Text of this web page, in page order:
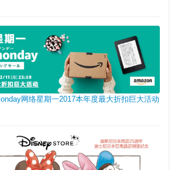
网络星期一2017本年度最大折扣巨大活动